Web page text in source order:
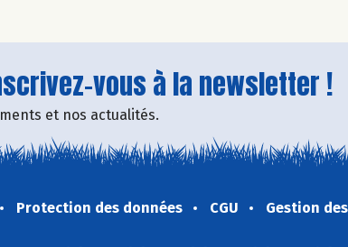
vous à la newsletter !
et nos actualités.
Protection des données CGU Gestion